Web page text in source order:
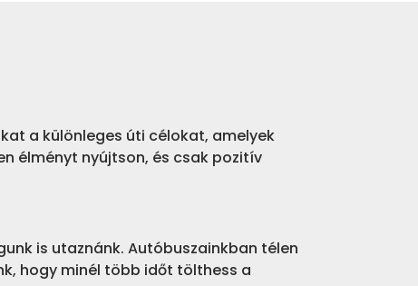
a különleges úti célokat, amelyek
élményt nyújtson, és csak pozitív
is utaznánk. Autóbuszainkban télen
hogy minél több időt tölthess a